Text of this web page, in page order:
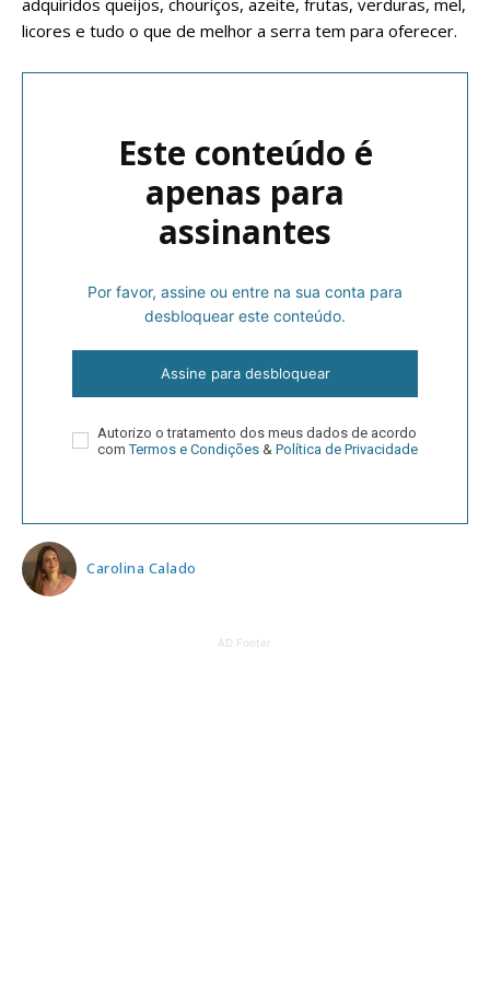
licores e tudo o que de melhor a serra tem para oferecer.
Este conteúdo é
apenas para
assinantes
Por favor, assine ou entre na sua conta para
desbloquear este conteúdo.
Assine para desbloquear
Autorizo o tratamento dos meus dados de acordo
comTermos e Condições & Política de Privacidade
Carolina Calado
AD Footer